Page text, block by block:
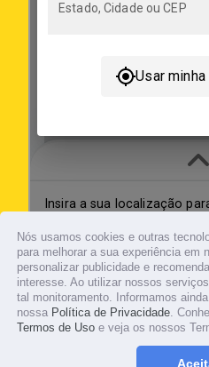
Nós usamos cookies e outras
para melhorar a sua experiência em
personalizar publicidade e
interesse. Ao utilizar nossos
tal monitoramento. Informamos
nossa Política de Privacidade .
Termos de Uso e veja os nossos